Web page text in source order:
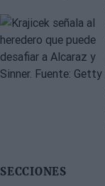
SECCIONES